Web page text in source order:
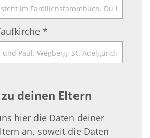
*
deinen Eltern
hier die Daten deiner
an, soweit die Daten